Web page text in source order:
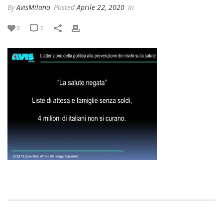
ByAvisMilano Posted Aprile 22, 2020 In
0 0